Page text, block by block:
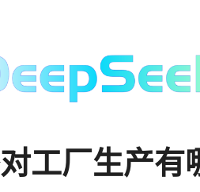
工厂生产有